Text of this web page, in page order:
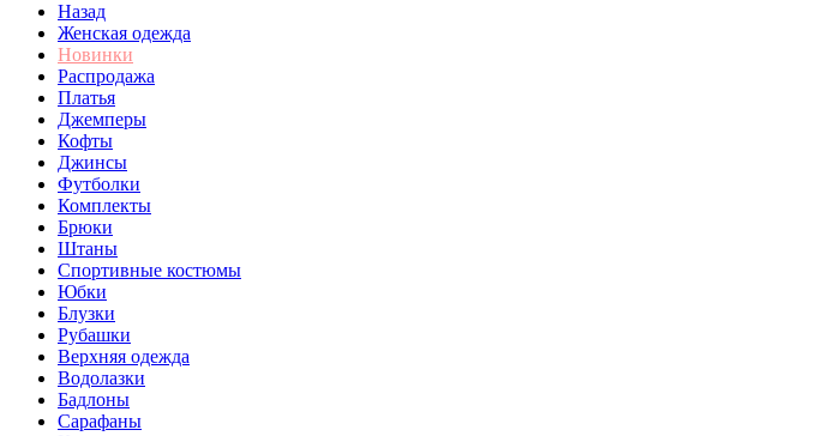
Назад
Женская одежда
Новинки
Распродажа
Платья
Джемперы
Кофты
Джинсы
Футболки
Комплекты
Брюки
Штаны
Спортивные костюмы
Юбки
Блузки
Рубашки
Верхняя одежда
Водолазки
Бадлоны
Сарафаны